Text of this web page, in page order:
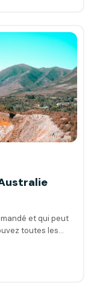
et qui peut
toutes les
mais aussi un